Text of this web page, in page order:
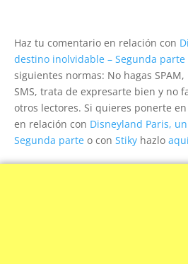
Haz tu comentario en relación con
destino inolvidable – Segunda parte
siguientes normas: No hagas
SMS, trata de expresarte bien y no
otros lectores. Si quieres ponerte
en relación con Disneyland Paris,
Segunda parte o con Stiky hazlo